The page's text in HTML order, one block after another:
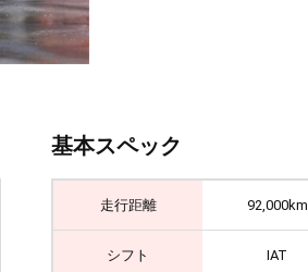
基本スペック
走行距離 92,000km
シフト IAT